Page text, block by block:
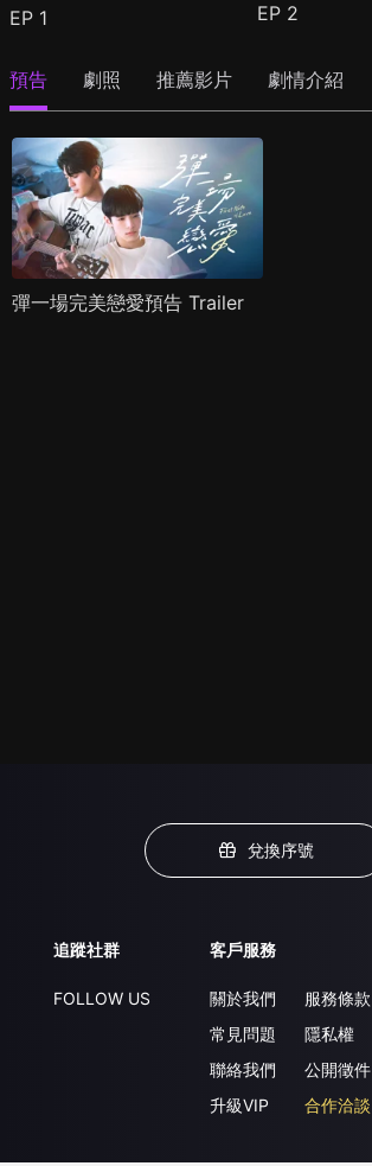
EP 1 EP 2
預告 劇照 推薦影片 劇情介紹
彈一場完美戀愛預告 Trailer
兌換序號
追蹤社群
FOLLOW US
客戶服務
關於我們
常見問題
聯絡我們
升級VIP
服務條款
隱私權
公開徵件
合作洽談